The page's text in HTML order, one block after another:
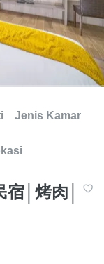
Jenis Kamar
│烤肉│